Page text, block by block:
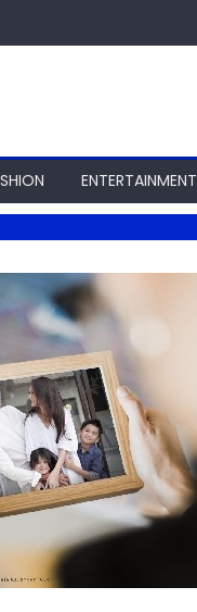
ENTERTAINMENT